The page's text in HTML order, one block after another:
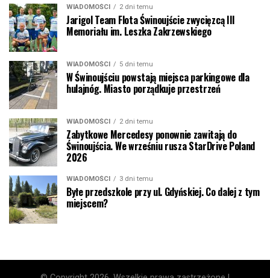
WIADOMOŚCI 2 dni temu
Jarigol Team Flota Świnoujście zwycięzcą III
Memoriału im. Leszka Zakrzewskiego
WIADOMOŚCI 5 dni temu
W Świnoujściu powstają miejsca parkingowe dla
hulajnóg. Miasto porządkuje przestrzeń
WIADOMOŚCI 2 dni temu
Zabytkowe Mercedesy ponownie zawitają do
Świnoujścia. We wrześniu rusza StarDrive Poland
2026
WIADOMOŚCI 3 dni temu
Byłe przedszkole przy ul. Gdyńskiej. Co dalej z tym
miejscem?